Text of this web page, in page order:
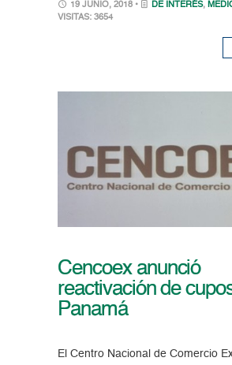
19 JUNIO, 2018 • DE INTERÉS,
VISITAS: 3654
Cencoex anunció
reactivación de
Panamá
El Centro Nacional de Comercio